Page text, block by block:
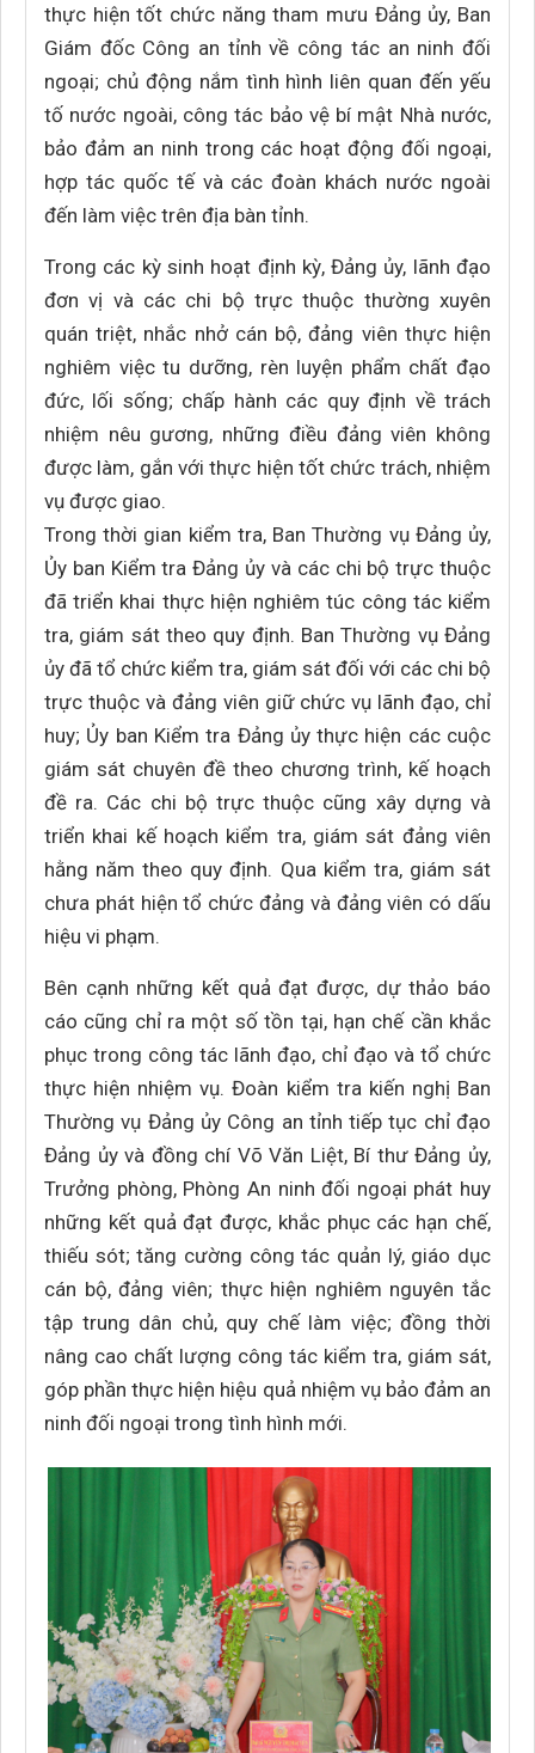
thực hiện tốt chức năng tham mưu Đảng ủy, Ban
Giám đốc Công an tỉnh về công tác an ninh đối
ngoại; chủ động nắm tình hình liên quan đến yếu
tố nước ngoài, công tác bảo vệ bí mật Nhà nước,
bảo đảm an ninh trong các hoạt động đối ngoại,
hợp tác quốc tế và các đoàn khách nước ngoài
đến làm việc trên địa bàn tỉnh.
Trong các kỳ sinh hoạt định kỳ, Đảng ủy, lãnh đạo
đơn vị và các chi bộ trực thuộc thường xuyên
quán triệt, nhắc nhở cán bộ, đảng viên thực hiện
nghiêm việc tu dưỡng, rèn luyện phẩm chất đạo
đức, lối sống; chấp hành các quy định về trách
nhiệm nêu gương, những điều đảng viên không
được làm, gắn với thực hiện tốt chức trách, nhiệm
vụ được giao.
Trong thời gian kiểm tra, Ban Thường vụ Đảng ủy,
Ủy ban Kiểm tra Đảng ủy và các chi bộ trực thuộc
đã triển khai thực hiện nghiêm túc công tác kiểm
tra, giám sát theo quy định. Ban Thường vụ Đảng
ủy đã tổ chức kiểm tra, giám sát đối với các chi bộ
trực thuộc và đảng viên giữ chức vụ lãnh đạo, chỉ
huy; Ủy ban Kiểm tra Đảng ủy thực hiện các cuộc
giám sát chuyên đề theo chương trình, kế hoạch
đề ra. Các chi bộ trực thuộc cũng xây dựng và
triển khai kế hoạch kiểm tra, giám sát đảng viên
hằng năm theo quy định. Qua kiểm tra, giám sát
chưa phát hiện tổ chức đảng và đảng viên có dấu
hiệu vi phạm.
Bên cạnh những kết quả đạt được, dự thảo báo
cáo cũng chỉ ra một số tồn tại, hạn chế cần khắc
phục trong công tác lãnh đạo, chỉ đạo và tổ chức
thực hiện nhiệm vụ. Đoàn kiểm tra kiến nghị Ban
Thường vụ Đảng ủy Công an tỉnh tiếp tục chỉ đạo
Đảng ủy và đồng chí Võ Văn Liệt, Bí thư Đảng ủy,
Trưởng phòng, Phòng An ninh đối ngoại phát huy
những kết quả đạt được, khắc phục các hạn chế,
thiếu sót; tăng cường công tác quản lý, giáo dục
cán bộ, đảng viên; thực hiện nghiêm nguyên tắc
tập trung dân chủ, quy chế làm việc; đồng thời
nâng cao chất lượng công tác kiểm tra, giám sát,
góp phần thực hiện hiệu quả nhiệm vụ bảo đảm an
ninh đối ngoại trong tình hình mới.